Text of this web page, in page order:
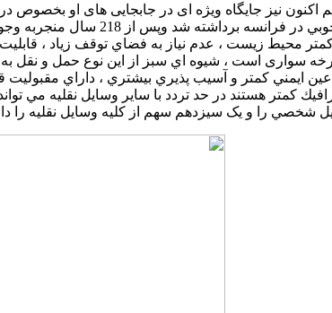
اکنون نیز جایگاه ویژه ای در جابجایی های او بخصوص
سال 1791 با ابداع وسيله اي
محيط زيست ، عدم نياز به فضاي توقف زياد ،
سواری است ، شيوه اي سبز از اين نوع حمل و نقل
ايمني كمتر و آسيب پذيري بيشتري ، داراي
را و يک سيزدهم سهم از کليه وسايل نقليه را